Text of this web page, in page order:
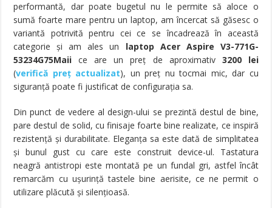
performantă, dar poate bugetul nu le permite să aloce o
sumă foarte mare pentru un laptop, am încercat să găsesc o
variantă potrivită pentru cei ce se încadrează în această
categorie și am ales un laptop Acer Aspire V3-771G-
53234G75Maii ce are un preț de aproximativ 3200 lei
(verifică preț actualizat), un preţ nu tocmai mic, dar cu
siguranţă poate fi justificat de configuraţia sa.
Din punct de vedere al design-ului se prezintă destul de bine,
pare destul de solid, cu finisaje foarte bine realizate, ce inspiră
rezistenţă şi durabilitate. Eleganţa sa este dată de simplitatea
şi bunul gust cu care este construit device-ul. Tastatura
neagră antistropi este montată pe un fundal gri, astfel încât
remarcăm cu uşurinţă tastele bine aerisite, ce ne permit o
utilizare plăcută şi silenţioasă.